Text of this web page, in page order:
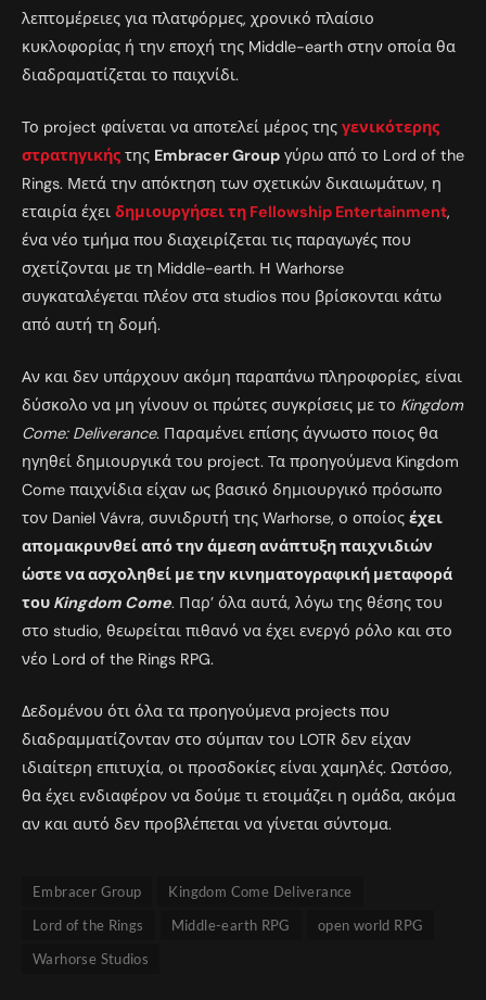
λεπτομέρειες για πλατφόρμες, χρονικό πλαίσιο
κυκλοφορίας ή την εποχή της Middle-earth στην οποία θα
διαδραματίζεται το παιχνίδι.
Το project φαίνεται να αποτελεί μέρος της γενικότερης
στρατηγικής της Embracer Group γύρω από το Lord of the
Rings. Μετά την απόκτηση των σχετικών δικαιωμάτων, η
εταιρία έχει δημιουργήσει τη Fellowship Entertainment,
ένα νέο τμήμα που διαχειρίζεται τις παραγωγές που
σχετίζονται με τη Middle-earth. Η Warhorse
συγκαταλέγεται πλέον στα studios που βρίσκονται κάτω
από αυτή τη δομή.
Αν και δεν υπάρχουν ακόμη παραπάνω πληροφορίες, είναι
δύσκολο να μη γίνουν οι πρώτες συγκρίσεις με το Kingdom
Come: Deliverance. Παραμένει επίσης άγνωστο ποιος θα
ηγηθεί δημιουργικά του project. Τα προηγούμενα Kingdom
Come παιχνίδια είχαν ως βασικό δημιουργικό πρόσωπο
τον Daniel Vávra, συνιδρυτή της Warhorse, ο οποίος έχει
απομακρυνθεί από την άμεση ανάπτυξη παιχνιδιών
ώστε να ασχοληθεί με την κινηματογραφική μεταφορά
του Kingdom Come. Παρ’ όλα αυτά, λόγω της θέσης του
στο studio, θεωρείται πιθανό να έχει ενεργό ρόλο και στο
νέο Lord of the Rings RPG.
Δεδομένου ότι όλα τα προηγούμενα projects που
διαδραμματίζονταν στο σύμπαν του LOTR δεν είχαν
ιδιαίτερη επιτυχία, οι προσδοκίες είναι χαμηλές. Ωστόσο,
θα έχει ενδιαφέρον να δούμε τι ετοιμάζει η ομάδα, ακόμα
αν και αυτό δεν προβλέπεται να γίνεται σύντομα.
Embracer Group
Kingdom Come Deliverance
Lord of the Rings
Middle-earth RPG
open world RPG
Warhorse Studios